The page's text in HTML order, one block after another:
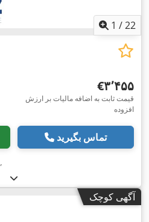
1 /22
‎€۳٬۴۵۵
قیمت ثابت به اضافه مالیات بر ارزش
افزوده
تماس بگیرید
,
آگهی کوچک